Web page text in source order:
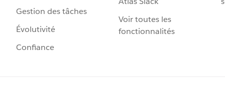
Gestion des tâches
Évolutivité
Confiance
Voir toutes les
fonctionnalités